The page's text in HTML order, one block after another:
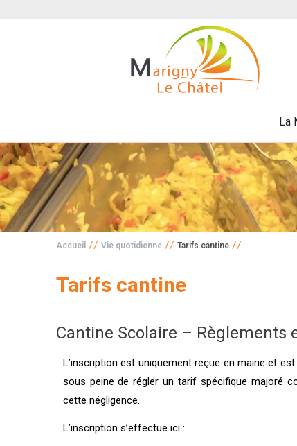
La
Accueil// Vie quotidienne// Tarifs cantine//
Tarifs cantine
Cantine Scolaire – Règlements
L’inscription est uniquement reçue en mairie et
sous peine de régler un tarif spécifique majoré
cette négligence.
L’inscription s’effectue ici :